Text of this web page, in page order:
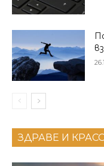
ЗДРАВЕ И